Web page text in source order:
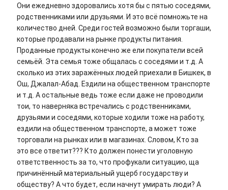
Они ежедневно здоровались хотя бы с пятью соседями,
родственниками или друзьями. И это всё помножьте на
количество дней. Среди гостей возможно были торгаши,
которые продавали на рынке продукты питания.
Проданные продукты конечно же ели покупатели всей
семьёй. Эта семья тоже общалась с соседями и т.д. А
сколько из этих заражённых людей приехали в Бишкек, в
Ош, Джалал-Абад. Ездили на общественном транспорте
и т.д. А остальные ведь тоже если даже не проводили
тои, то наверняка встречались с родственниками,
друзьями и соседями, которые ходили тоже на работу,
ездили на общественном транспорте, а может тоже
торговали на рынках или в магазинах. Словом, Кто за
это все ответит??? Кто должен понести уголовную
ответственность за то, что профукали ситуацию, ща
причинённый материальный ущерб государству и
обществу? А что будет, если начнут умирать люди? А